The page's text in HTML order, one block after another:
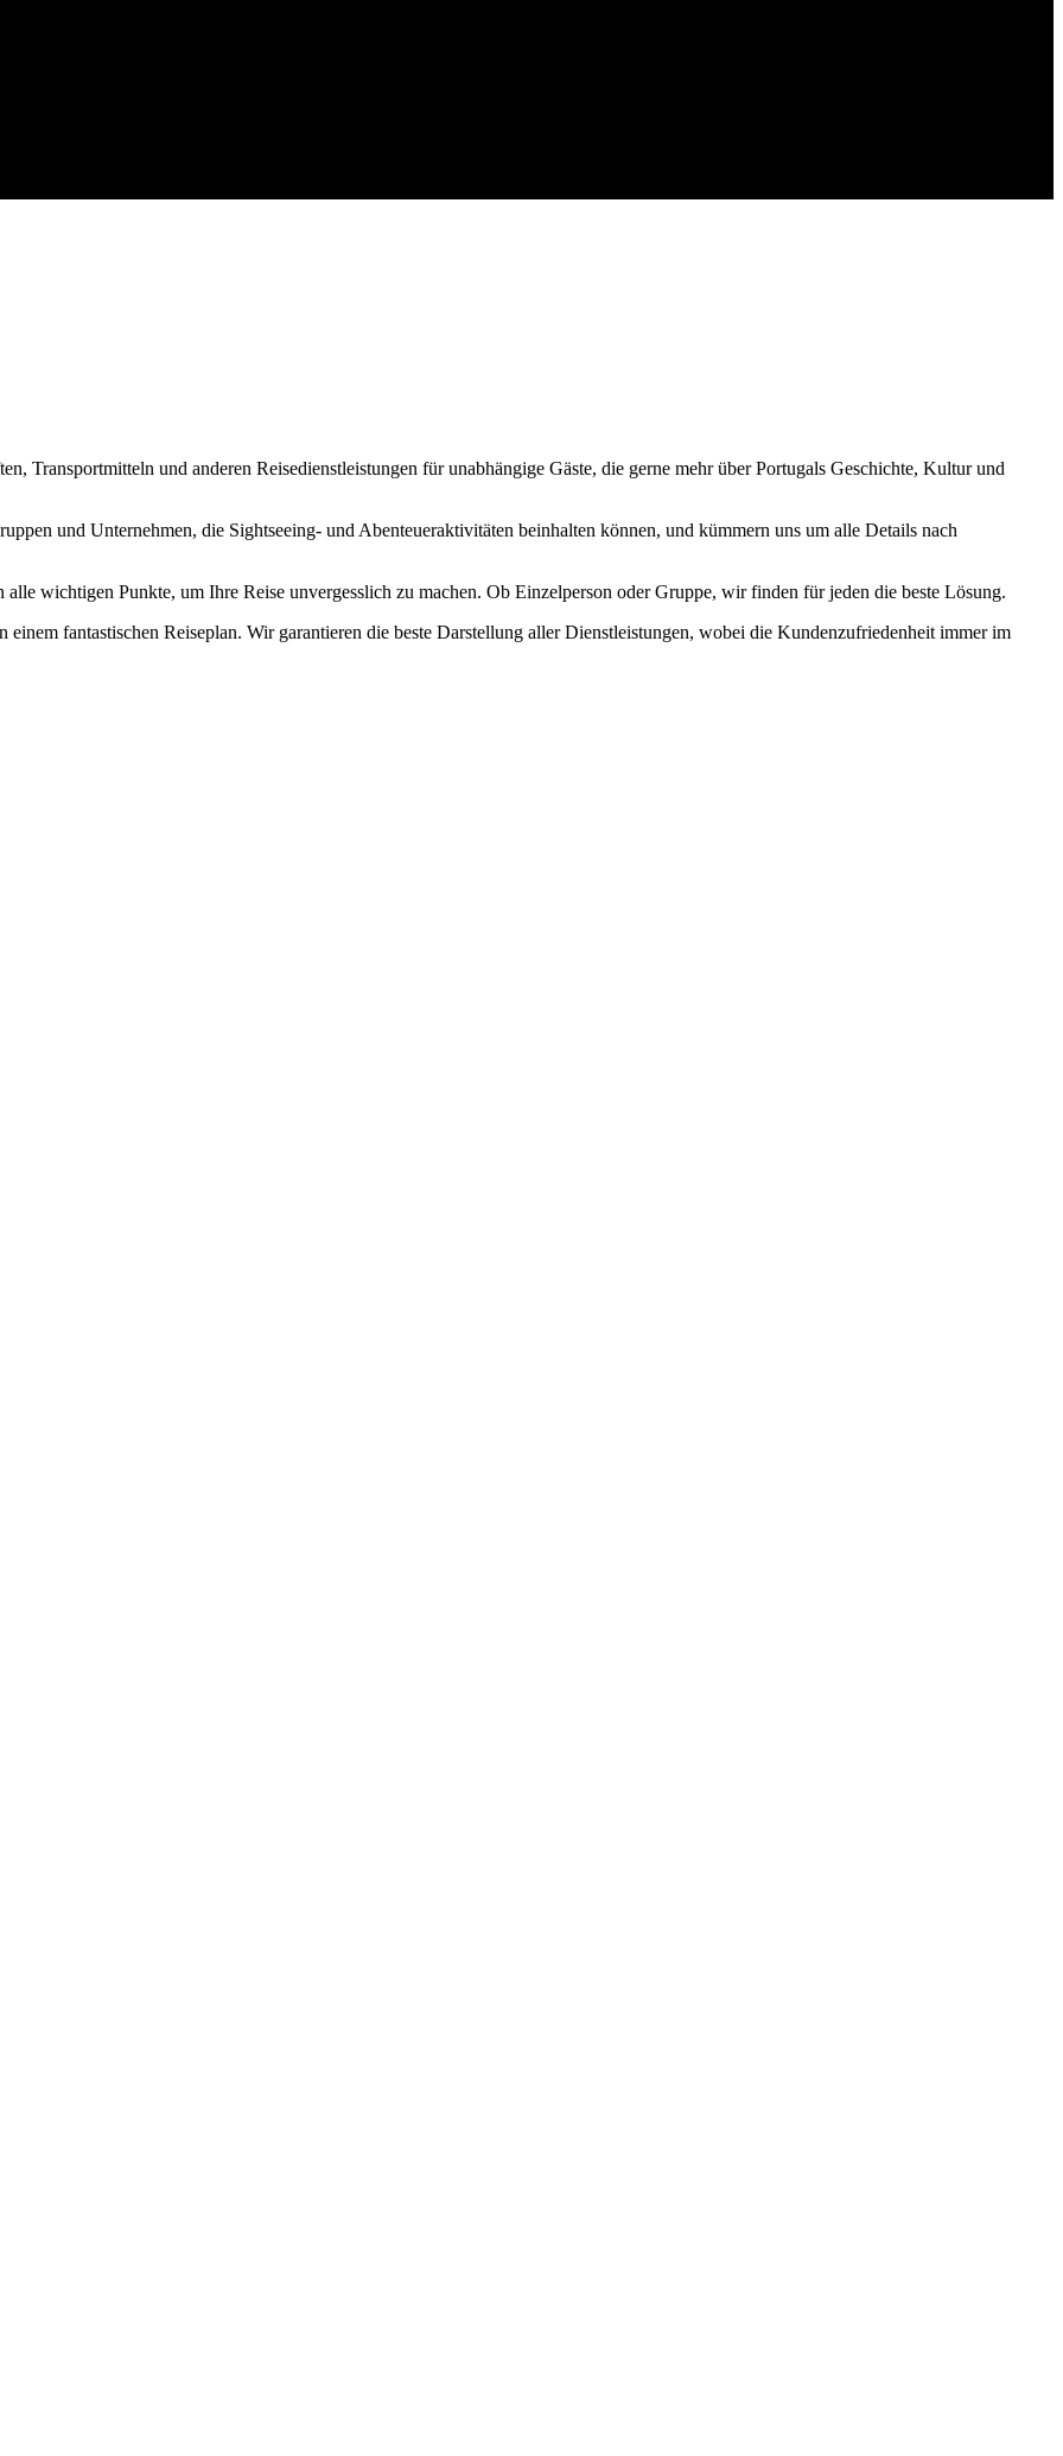
Transportmitteln und anderen Reisedienstleistungen für unabhängige Gäste, die gerne mehr über Portugals Geschichte, Kultur und
und Unternehmen, die Sightseeing- und Abenteueraktivitäten beinhalten können, und kümmern uns um alle Details nach
wichtigen Punkte, um Ihre Reise unvergesslich zu machen. Ob Einzelperson oder Gruppe, wir finden für jeden die beste Lösung.
einem fantastischen Reiseplan. Wir garantieren die beste Darstellung aller Dienstleistungen, wobei die Kundenzufriedenheit immer im